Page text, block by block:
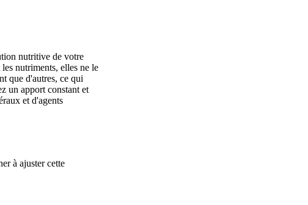
nutritive de votre
nutriments, elles ne le
que d'autres, ce qui
un apport constant et
et d'agents
à ajuster cette